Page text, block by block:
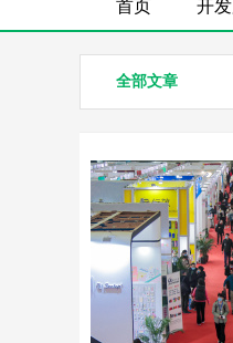
首页 开
全部文章